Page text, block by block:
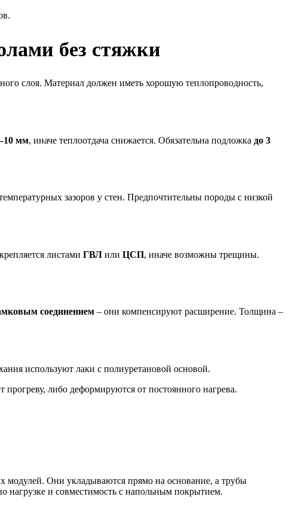
без стяжки
слоя. Материал должен иметь хорошую теплопроводность,
мм, иначе теплоотдача снижается. Обязательна подложка до 3
зазоров у стен. Предпочтительны породы с низкой
листами ГВЛ или ЦСП, иначе возможны трещины.
соединением – они компенсируют расширение. Толщина –
используют лаки с полиуретановой основой.
либо деформируются от постоянного нагрева.
Они укладываются прямо на основание, а трубы
нагрузке и совместимость с напольным покрытием.